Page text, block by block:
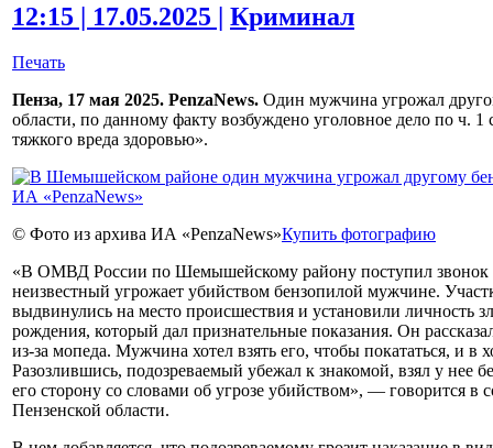
12:15 | 17.05.2025 | Криминал
Печать
Пенза, 17 мая 2025. PenzaNews. Один мужчина угрожал
области, по данному факту возбуждено уголовное дело по ч.
тяжкого вреда здоровью».
© Фото из архива ИА «PenzaNews»Купить фотографию
«В ОМВД России по Шемышейскому району поступил звонок
неизвестный угрожает убийством бензопилой мужчине.
выдвинулись на место происшествия и установили личность
рождения, который дал признательные показания. Он
из-за мопеда. Мужчина хотел взять его, чтобы покататься, и в
Разозлившись, подозреваемый убежал к знакомой, взял у нее
его сторону со словами об угрозе убийством», — говорится
Пензенской области.